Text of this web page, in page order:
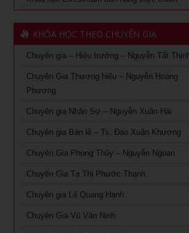
Khoá học Livestream bán hàng chuyên
phẩm
Khóa học phong thủy cho doanh nhân tại
Khóa Học Giám Đốc Toàn Diện tại TPHCM
Khóa Học CEO – Giám Đốc Điều Hành tại
Khóa Học Giám Đốc Tài Chính tại TPHCM
Khóa học Giám Đốc Nhân Sự tại TPHCM
Khoá Học Giám Đốc Kinh Doanh tại TPHCM
KHÓA HỌC THEO CHUYÊN GIA
Chuyên gia – Hiệu trưởng – Nguyễn Tất
Chuyên Gia Thương hiệu – Nguyễn Hoàng
Phương
Chuyên gia Nhân Sự – Nguyễn Xuân Hải
Chuyên gia Bán lẻ – Ts. Đào Xuân Khương
Chuyên Gia Phong Thủy – Nguyễn Ngoan
Chuyên Gia Tạ Thị Phước Thạnh
Chuyên gia Lê Quang Hạnh
Chuyên Gia Vũ Văn Ninh